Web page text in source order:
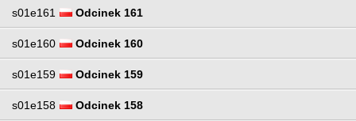
s01e161 Odcinek 161
s01e160 Odcinek 160
s01e159 Odcinek 159
s01e158 Odcinek 158